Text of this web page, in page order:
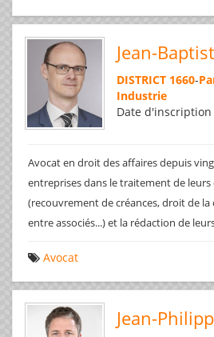
Jean-
DISTRICT 1660-
Industrie
Date d'inscription
Avocat en droit des affaires depuis
entreprises dans le traitement de
(recouvrement de créances, droit de la
entre associés...) et la rédaction de
Avocat
Jean-